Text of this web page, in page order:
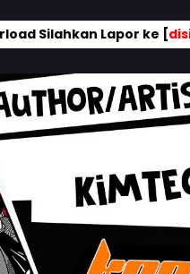
Silahkan Lapor ke [